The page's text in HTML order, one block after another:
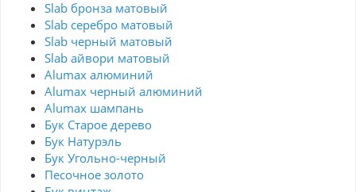
Slab бронза матовый
Slab серебро матовый
Slab черный матовый
Slab айвори матовый
Alumax алюминий
Alumax черный алюминий
Alumax шампань
Бук Старое дерево
Бук Натурэль
Бук Угольно-черный
Песочное золото